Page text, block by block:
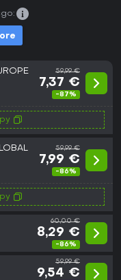
59,99 €
7,37 €
-87%
59,99 €
7,99 €
-86%
60,00 €
8,29 €
-86%
59,99 €
9,54 €